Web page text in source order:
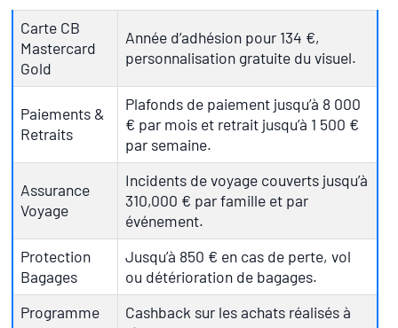
Carte CB
Mastercard
Gold
Année d’adhésion pour 134 €,
personnalisation gratuite du visuel.
Paiements &
Retraits
Plafonds de paiement jusqu’à 8 000
€ par mois et retrait jusqu’à 1 500 €
par semaine.
Assurance
Voyage
Incidents de voyage couverts jusqu’à
310,000 € par famille et par
événement.
Protection
Bagages
Jusqu’à 850 € en cas de perte, vol
ou détérioration de bagages.
Programme
Cashback sur les achats réalisés à